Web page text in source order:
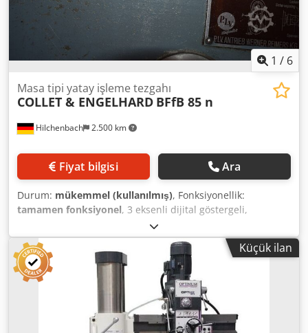
1 / 6
Hilchenbach 2.500 km
Masa tipi yatay işleme tezgahı
COLLET & ENGELHARD BFfB 85 n
Fiyat bilgisi Ara
Durum: mükemmel (kullanılmış), Fonksiyonellik:
tamamen fonksiyonel, 3 eksenli dijital göstergeli,
desteklerle donatılmış yatay masa tipi delme makinesi
Üretici: Collet & Engelhard Tip: BFb 85 n Dodpjzpfy Esfx
Abajwa X ekseni hareket mesafesi: 2400 mm Y ekseni
hareket mesafesi: 1000 mm Z ekseni hareket mesafesi: 750
mm Kullanılabilir mengeneye bağlama alanı: 900 x 1400
mm Mil çapı: 100 mm Takım tutucu: ISA 50 Devir sayısı: 6 -
1250 devir/dakika Tahrik gücü: 7,5 kW Elektrik beslemesi:
380 V, 50 Hz üç fazlı alternatif akım
Küçük ilan